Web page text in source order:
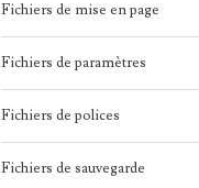
Fichiers de mise en page
Fichiers de paramètres
Fichiers de polices
Fichiers de sauvegarde